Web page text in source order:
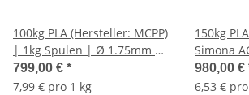
100kg PLA (Hersteller: MCPP)
| 1kg Spulen | Ø 1.75mm |
Made in Europa
799,00 € *
7,99 € pro 1 kg
150kg
Simona
| Ø
Germany
980,00 €
6,53 €